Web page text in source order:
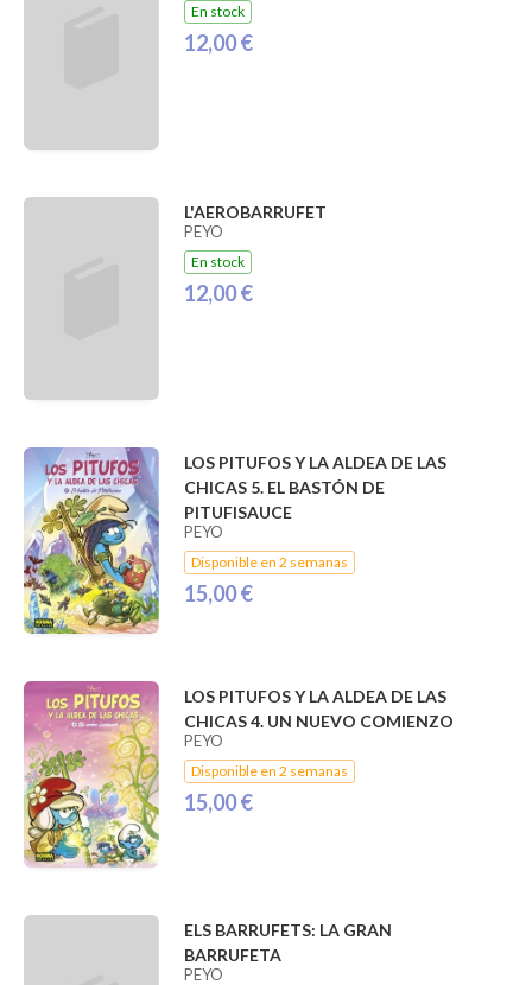
En stock
12,00 €
L'AEROBARRUFET
PEYO
En stock
12,00 €
LOS PITUFOS Y LA ALDEA DE LAS
CHICAS 5. EL BASTÓN DE
PITUFISAUCE
PEYO
Disponible en 2 semanas
15,00 €
LOS PITUFOS Y LA ALDEA DE LAS
CHICAS 4. UN NUEVO COMIENZO
PEYO
Disponible en 2 semanas
15,00 €
ELS BARRUFETS: LA GRAN
BARRUFETA
PEYO